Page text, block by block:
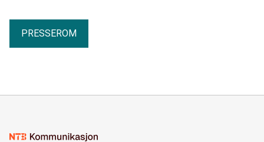
PRESSEROM